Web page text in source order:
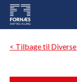
< Tilbage til Diverse